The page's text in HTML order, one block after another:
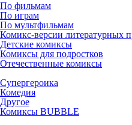
По фильмам
По играм
По мультфильмам
Комикс-версии литературных
Детские комиксы
Комиксы для подростков
Отечественные комиксы
Супергероика
Комедия
Другое
Комиксы BUBBLE